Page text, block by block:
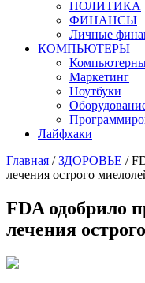
ПОЛИТИКА
ФИНАНСЫ
Личные
КОМПЬЮТЕРЫ
Маркетинг
Ноутбуки
Лайфхаки
Главная /ЗДОРОВЬЕ /
лечения острого
FDA одобрило
лечения